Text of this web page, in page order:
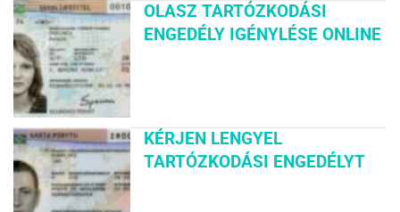
OLASZ TARTÓZKODÁSI
ENGEDÉLY IGÉNYLÉSE ONLINE
KÉRJEN LENGYEL
TARTÓZKODÁSI ENGEDÉLYT